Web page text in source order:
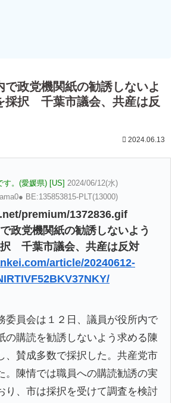
で政党機関紙の勧誘しないよ
採択 千葉市議会、共産は反
2024.06.13
す。(愛媛県) [US] 2024/06/12(水)
BE:135853815-PLT(13000)
premium/1372836.gif
政党機関紙の勧誘しないよう
千葉市議会、共産は反対
article/20240612-
委員会は１２日、議員が役所内で
の購読を勧誘しないよう求める陳
、賛成多数で採択した。共産党市
。陳情では職員への購読勧誘の実
り、市は採択を受けて調査を検討